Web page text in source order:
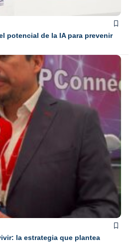
potencial de la IA para prevenir
la estrategia que plantea